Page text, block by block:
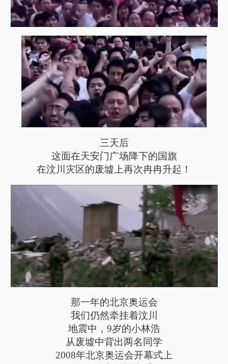
三天后
这面在天安门广场降下的国旗
在汶川灾区的废墟上再次冉冉升起！
那一年的北京奥运会
我们仍然牵挂着汶川
地震中，9岁的小林浩
从废墟中背出两名同学
2008年北京奥运会开幕式上